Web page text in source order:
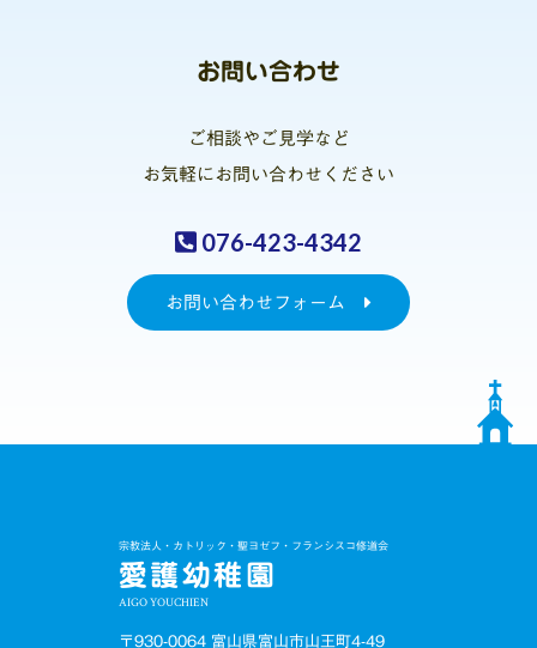
お問い合わせ
ご相談やご見学など
お気軽にお問い合わせください
076-423-4342
お問い合わせフォーム
宗教法人・カトリック・聖ヨゼフ・フランシスコ修道会
愛護幼稚園
AIGO YOUCHIEN
〒930-0064 富山県富山市山王町4-49